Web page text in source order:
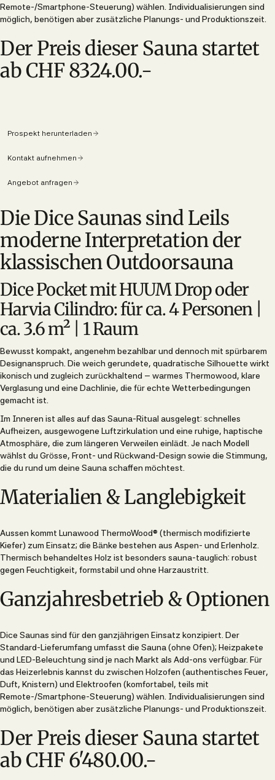
Remote-/Smartphone-Steuerung) wählen. Individualisierungen sind
möglich, benötigen aber zusätzliche Planungs- und Produktionszeit.
Der Preis dieser Sauna startet
ab CHF 8324.00.-
Prospekt herunterladen
Kontakt aufnehmen
Angebot anfragen
Die Dice Saunas sind Leils
moderne Interpretation der
klassischen Outdoorsauna
Dice Pocket mit HUUM Drop oder
Harvia Cilindro: für ca. 4 Personen |
ca. 3.6 m² | 1 Raum
Bewusst kompakt, angenehm bezahlbar und dennoch mit spürbarem
Designanspruch. Die weich gerundete, quadratische Silhouette wirkt
ikonisch und zugleich zurückhaltend – warmes Thermowood, klare
Verglasung und eine Dachlinie, die für echte Wetterbedingungen
gemacht ist.
Im Inneren ist alles auf das Sauna-Ritual ausgelegt: schnelles
Aufheizen, ausgewogene Luftzirkulation und eine ruhige, haptische
Atmosphäre, die zum längeren Verweilen einlädt. Je nach Modell
wählst du Grösse, Front- und Rückwand-Design sowie die Stimmung,
die du rund um deine Sauna schaffen möchtest.
Materialien & Langlebigkeit
Aussen kommt Lunawood ThermoWood® (thermisch modifizierte
Kiefer) zum Einsatz; die Bänke bestehen aus Aspen- und Erlenholz.
Thermisch behandeltes Holz ist besonders sauna-tauglich: robust
gegen Feuchtigkeit, formstabil und ohne Harzaustritt.
Ganzjahresbetrieb & Optionen
Dice Saunas sind für den ganzjährigen Einsatz konzipiert. Der
Standard-Lieferumfang umfasst die Sauna (ohne Ofen); Heizpakete
und LED-Beleuchtung sind je nach Markt als Add-ons verfügbar. Für
das Heizerlebnis kannst du zwischen Holzofen (authentisches Feuer,
Duft, Knistern) und Elektroofen (komfortabel, teils mit
Remote-/Smartphone-Steuerung) wählen. Individualisierungen sind
möglich, benötigen aber zusätzliche Planungs- und Produktionszeit.
Der Preis dieser Sauna startet
ab CHF 6'480.00.-